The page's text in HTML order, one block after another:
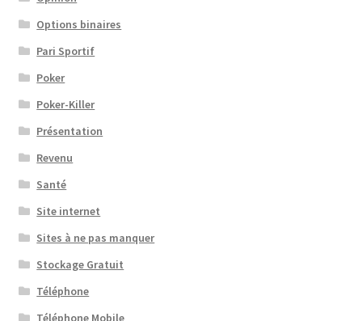
Options binaires
Pari Sportif
Poker
Poker-Killer
Présentation
Revenu
Santé
Site internet
Sites à ne pas manquer
Stockage Gratuit
Téléphone